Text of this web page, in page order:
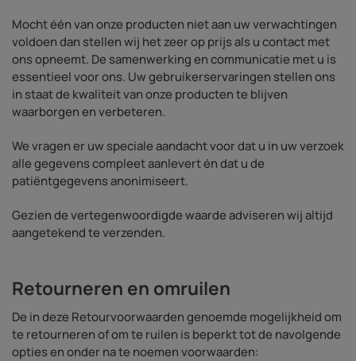
Mocht één van onze producten niet aan uw verwachtingen
voldoen dan stellen wij het zeer op prijs als u contact met
ons opneemt. De samenwerking en communicatie met u is
essentieel voor ons. Uw gebruikerservaringen stellen ons
in staat de kwaliteit van onze producten te blijven
waarborgen en verbeteren.
We vragen er uw speciale aandacht voor dat u in uw verzoek
alle gegevens compleet aanlevert én dat u de
patiëntgegevens anonimiseert.
Gezien de vertegenwoordigde waarde adviseren wij altijd
aangetekend te verzenden.
Retourneren en omruilen
De in deze Retourvoorwaarden genoemde mogelijkheid om
te retourneren of om te ruilen is beperkt tot de navolgende
opties en onder na te noemen voorwaarden: